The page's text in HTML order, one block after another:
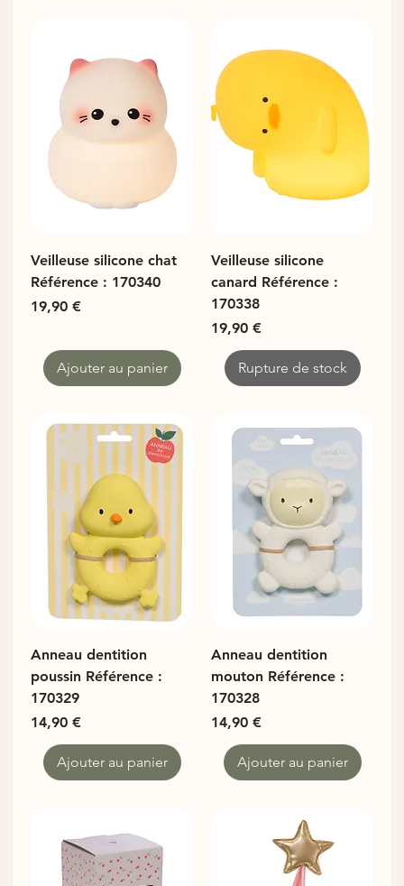
Veilleuse silicone chat
Référence : 170340
Prix
19,90 €
Ajouter au panier
Veilleuse silicone
canard Référence :
170338
Prix
19,90 €
Rupture de stock
Anneau dentition
poussin Référence :
170329
Prix
14,90 €
Ajouter au panier
Anneau dentition
mouton Référence :
170328
Prix
14,90 €
Ajouter au panier